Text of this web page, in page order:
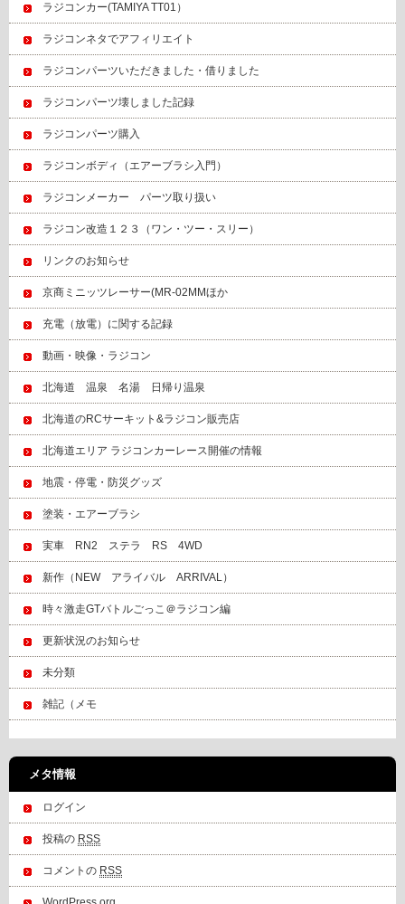
ラジコンカー(TAMIYA TT01）
ラジコンネタでアフィリエイト
ラジコンパーツいただきました・借りました
ラジコンパーツ壊しました記録
ラジコンパーツ購入
ラジコンボディ（エアーブラシ入門）
ラジコンメーカー パーツ取り扱い
ラジコン改造１２３（ワン・ツー・スリー）
リンクのお知らせ
京商ミニッツレーサー(MR-02MMほか
充電（放電）に関する記録
動画・映像・ラジコン
北海道 温泉 名湯 日帰り温泉
北海道のRCサーキット&ラジコン販売店
北海道エリア ラジコンカーレース開催の情報
地震・停電・防災グッズ
塗装・エアーブラシ
実車 RN2 ステラ RS 4WD
新作（NEW アライバル ARRIVAL）
時々激走GTバトルごっこ＠ラジコン編
更新状況のお知らせ
未分類
雑記（メモ
メタ情報
ログイン
投稿の RSS
コメントの RSS